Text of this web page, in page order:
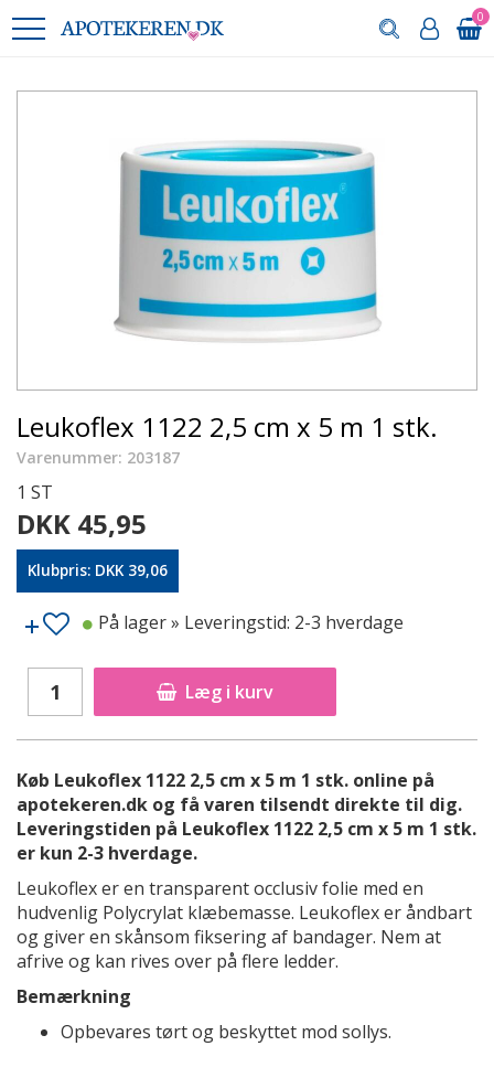
0
Leukoflex 1122 2,5 cm x 5 m 1 stk.
Varenummer: 203187
1 ST
DKK 45,95
Klubpris: DKK 39,06
Læg i kurv
På lager» Leveringstid: 2-3 hverdage
Køb Leukoflex 1122 2,5 cm x 5 m 1 stk. online på
apotekeren.dk og få varen tilsendt direkte til dig.
Leveringstiden på Leukoflex 1122 2,5 cm x 5 m 1 stk.
er kun 2-3 hverdage.
Leukoflex er en transparent occlusiv folie med en
hudvenlig Polycrylat klæbemasse. Leukoflex er åndbart
og giver en skånsom fiksering af bandager. Nem at
afrive og kan rives over på flere ledder.
Bemærkning
Opbevares tørt og beskyttet mod sollys.